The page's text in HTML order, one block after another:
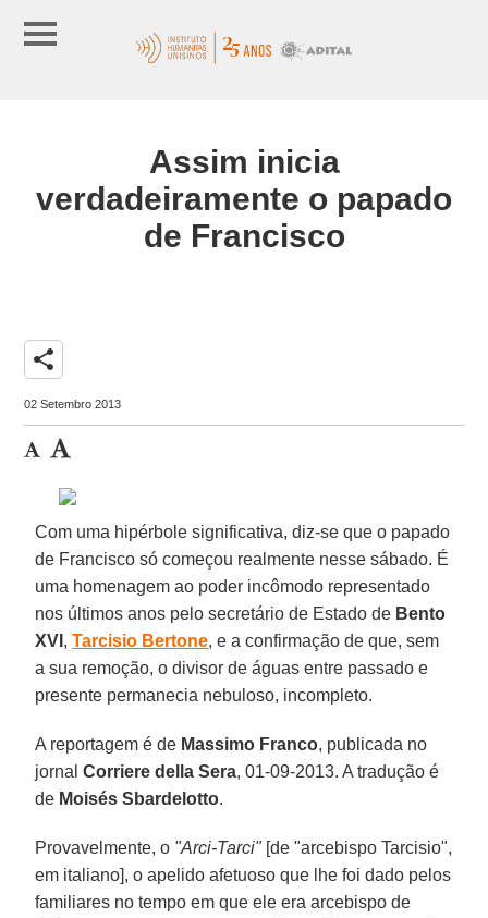
Assim inicia
verdadeiramente o papado
de Francisco
share
02 Setembro 2013
Com uma hipérbole significativa, diz-se que o papado
de Francisco só começou realmente nesse sábado. É
uma homenagem ao poder incômodo representado
nos últimos anos pelo secretário de Estado de Bento
XVI ,Tarcisio Bertone, e a confirmação de que, sem
a sua remoção, o divisor de águas entre passado e
presente permanecia nebuloso, incompleto.
A reportagem é de Massimo Franco, publicada no
jornalCorriere della Sera, 01-09-2013. A tradução é
de Moisés Sbardelotto.
Provavelmente, o "Arci-Tarci"[de "arcebispo Tarcisio",
em italiano], o apelido afetuoso que lhe foi dado pelos
familiares no tempo em que ele era arcebispo de